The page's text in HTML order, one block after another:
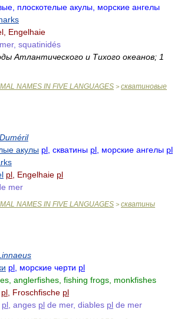
плоскотелые акулы, морские ангелы
Engelhaie
squatinidés
Атлантического и Тихого океанов; 1
NAMES IN FIVE LANGUAGES > скватиновые
Duméril
акулы pl , скватины pl , морские ангелы pl
pl , Engelhaie pl
mer
NAMES IN FIVE LANGUAGES > скватины
pl , морские черти pl
anglerfishes, fishing frogs, monkfishes
pl , Froschfische pl
pl , anges pl de mer, diables pl de mer